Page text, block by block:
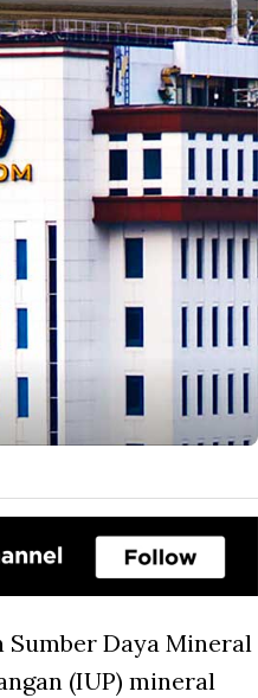
Sumber Daya Mineral
(IUP) mineral